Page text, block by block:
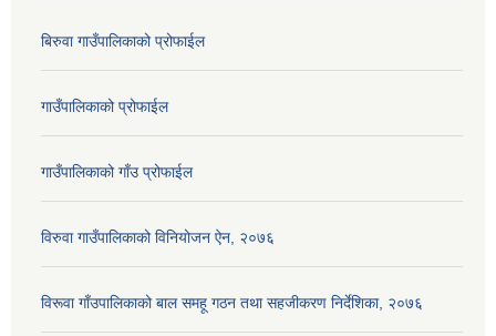
बिरुवा गाउँपालिकाको प्रोफाईल
गाउँपालिकाको प्रोफाईल
गाउँपालिकाको गाँउ प्रोफाईल
विरुवा गाउँपालिकाको विनियोजन ऐन, २०७६
विरूवा गाँउपालिकाको बाल समहू गठन तथा सहजीकरण निर्देशिका, २०७६